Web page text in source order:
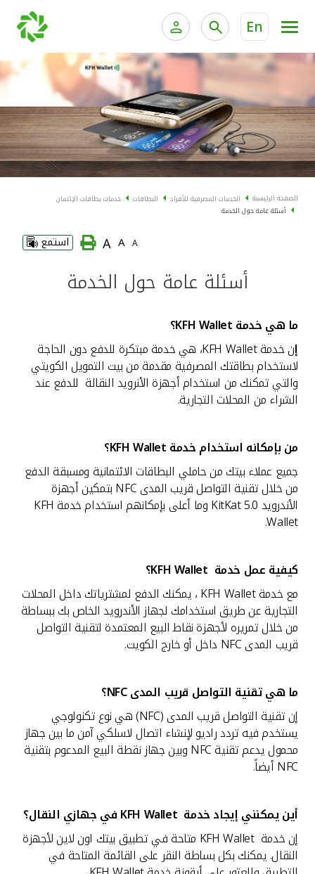
En
الخدمات المصرفية الإلكترونية للأفراد
الخدمات المصرفية الإلكترونية للشركات
خدمة "بيتك" للتداول الإلكتروني
الخدمات المصرفية للأفراد الخدمات المالية الخاصة
الحسابات المصرفية
البطاقات
"برامج العملاء"
القنوات المصرفية
أدوات وخدمات
اتصل بنا
مواقع الفروع وأجهزة الصرف الآلي
ماليزيا
تركيا
المملكة المتحدة
مملكة البحرين
الصفحة الرئيسية الخدمات المصرفية للأفراد البطاقات
خدمات بطاقات الإئتمان
أسئلة عامة حول الخدمة
A
A
A استمع
أسئلة عامة حول الخدمة
ما هي خدمةKFH Wallet؟
إ
ن خدمة KFH Wallet، هي خدمة مبتكرة للدفع دون الحاجة
لاستخدام بطاقتك المصرفية مقدمة من بيت التمويل الكويتي
والتي تمكنك من استخدام أجهزة الأنرويد النقالة للدفع عند
الشراء من المحلات التجارية.
من بإمكانه استخدام خدمةKFH Wallet؟
جميع عملاء بيتك من حاملي البطاقات الائتمانية ومسبقة الدفع
من خلال تقنية التواصل قريب المدى NFC بتمكين أجهزة
الأندرويد KitKat 5.0 وما أعلى بإمكانهم استخدام خدمة KFH
Wallet.
كيفية عمل خدمة
مع خدمة KFH Wallet ، يمكنك الدفع لمشترياتك داخل المحلات
التجارية عن طريق استخدامك لجهاز الأندرويد الخاص بك ببساطة
من خلال تمريره لأجهزة نقاط البيع المعتمدة لتقنية التواصل
قريب المدى NFC داخل أو خارج الكويت.
ما هي تقنية التواصل قريب المدىNFC؟
إن تقنية التواصل قريب المدى (NFC) هي نوع تكنولوجي
يستخدم فيه تردد راديو لإنشاء اتصال لاسلكي آمن ما بين جهاز
محمول يدعم تقنية NFC وبين جهاز نقطة البيع المدعوم بتقنية
NFC أيضاً.
أين يمكنني إيجاد خدمة
إن خدمة KFH Wallet متاحة في تطبيق بيتك اون لاين لأجهزة
النقال. يمكنك بكل بساطة النقر على القائمة المتاحة في